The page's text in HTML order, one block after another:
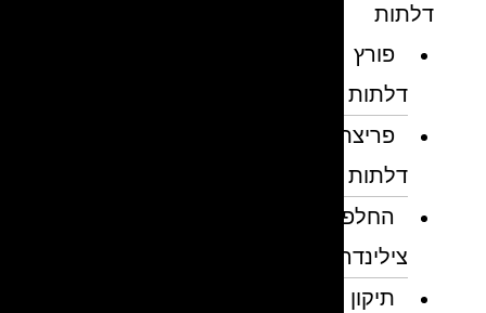
דלתות
פורץ
דלתות
פריצת
דלתות
החלפת
צילינדרים
תיקון